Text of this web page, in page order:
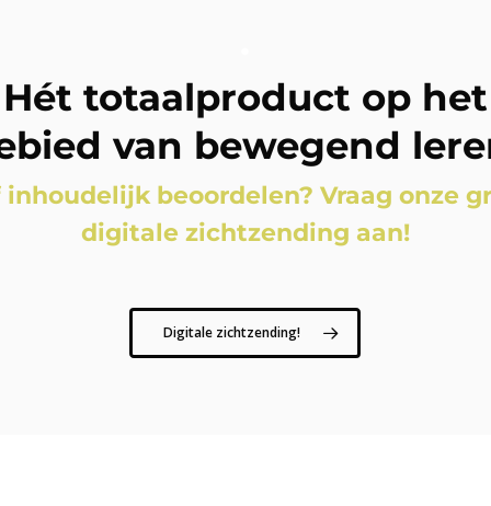
Hét totaalproduct op het
van bewegend
inhoudelijk beoordelen? Vraag onze
digitale zichtzending aan!
Digitale zichtzending!